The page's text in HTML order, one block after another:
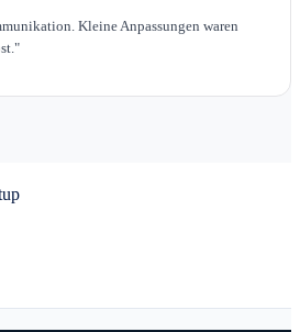
Kleine Anpassungen waren
"